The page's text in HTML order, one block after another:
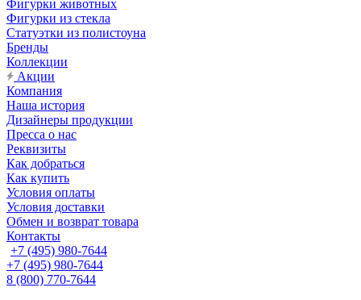
Фигурки животных
Фигурки из стекла
Статуэтки из полистоуна
Бренды
Коллекции
Акции
Компания
Наша история
Дизайнеры продукции
Пресса о нас
Реквизиты
Как добраться
Как купить
Условия оплаты
Условия доставки
Обмен и возврат товара
Контакты
+7 (495) 980-7644
+7 (495) 980-7644
8 (800) 770-7644